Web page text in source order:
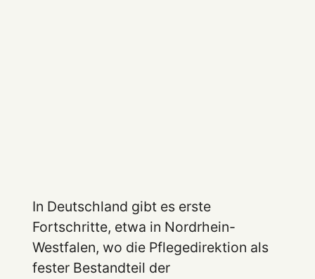
In Deutschland gibt es erste
Fortschritte, etwa in Nordrhein-
Westfalen, wo die Pflegedirektion als
fester Bestandteil der